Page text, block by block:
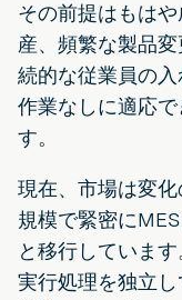
その前提はもは
産、頻繁な製品
続的な従業員の
作業なしに適応
す。
現在、市場は変
規模で緊密にMES
と移行していま
実行処理を独立